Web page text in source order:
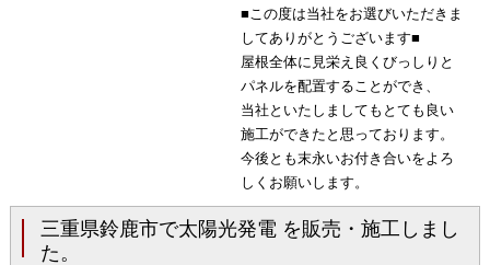
■この度は当社をお選びいただきま
してありがとうございます■
屋根全体に見栄え良くびっしりと
パネルを配置することができ、
当社といたしましてもとても良い
施工ができたと思っております。
今後とも末永いお付き合いをよろ
しくお願いします。
三重県鈴鹿市で太陽光発電 を販売・施工しまし
た。